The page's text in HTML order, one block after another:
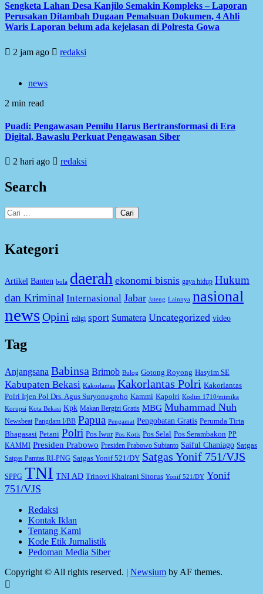
Sengketa Lahan Desa Kanjilo Semakin Kompleks – Laporan
Perusakan Ditambah Dugaan Pemalsuan Dokumen, 4 Ahli
Waris Laporan belum ada kejelasan di Polresta Gowa
2 jam ago redaksi
news
2 min read
Puadi: Pengawasan Pemilu Harus Bertransformasi di Era
Digital, Bawaslu Perkuat Pengawasan Siber
2 hari ago redaksi
Search
Cari
untuk:
Kategori
Artikel Banten bola daerah ekonomi bisnis gaya hidup Hukum
dan Kriminal Internasional Jabar Jateng Lainnya nasional
newsOpini religi sport Sumatera Uncategorized video
Tag
Anjangsana Babinsa Brimob Bulog Gotong Royong Hasyim SE
Kabupaten Bekasi Kakorlantas Kakorlantas Polri Kakorlantas
Polri Irjen Pol Drs. Agus Suryonugroho Kammi Kapolri Kodim 1710/mimika
Korupsi Kota Bekasi Kpk Makan Bergizi Gratis MBG Muhammad Nuh
Newsbeat Pangdam I/BB Papua Pengamat Pengobatan Gratis Perumda Tirta
Bhagasasi Petani Polri Pos Iwur Pos Kotis Pos Selal Pos Serambakon PP
KAMMI Presiden Prabowo Presiden Prabowo Subianto Saiful Chaniago Satgas
Satgas Pamtas RI-PNG Satgas Yonif 521/DY Satgas Yonif 751/VJS
SPPG TNI TNI AD Trinovi Khairani Sitorus Yonif 521/DY Yonif
751/VJS
Redaksi
Kontak Iklan
Tentang Kami
Kode Etik Jurnalistik
Pedoman Media Siber
Copyright © All rights reserved. | Newsium by AF themes.